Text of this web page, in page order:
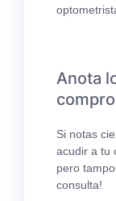
Anota
Si notas
acudir a tu
pero
consulta!